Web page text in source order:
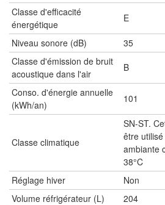
Classe d'efficacité
énergétique
E
Niveau sonore (dB)
35
Classe d'émission de bruit
acoustique dans l'air
B
Conso. d'énergie annuelle
(kWh/an)
101
Classe climatique
SN-ST.
être
ambiante
38°C
Réglage hiver
Non
Volume réfrigérateur (L)
204